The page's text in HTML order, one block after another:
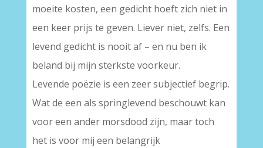
moeite kosten, een gedicht hoeft zich niet in
een keer prijs te geven. Liever niet, zelfs. Een
levend gedicht is nooit af – en nu ben ik
beland bij mijn sterkste voorkeur.
Levende poëzie is een zeer subjectief begrip.
Wat de een als springlevend beschouwt kan
voor een ander morsdood zijn, maar toch
het is voor mij een belangrijk